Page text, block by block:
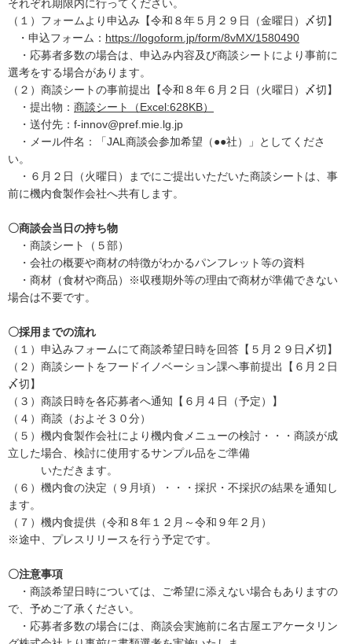
それぞれ期限内に行ってください。
（１）フォームより申込み【令和８年５月２９日（金曜日）〆切】
・申込フォーム： https://logoform.jp/form/8vMX/1580490
・応募者多数の場合は、申込み内容及び商談シートにより事前に
選考をする場合があります。
（２）商談シートの事前提出【令和８年６月２日（火曜日）〆切】
・提出物： 商談シート
（Excel:628KB）
・送付先：f-innov@pref.mie.lg.jp
・メール件名：「JAL商談会参加希望（●●社）」としてくださ
い。
・６月２日（火曜日）までにご提出いただいた商談シートは、事
前に機内食製作会社へ共有します。
〇商談会当日の持ち物
・商談シート（５部）
・会社の概要や商材の特徴がわかるパンフレット等の資料
・商材（食材や商品）※収穫期外等の理由で商材が準備できない
場合は不要です。
〇採用までの流れ
（１）申込みフォームにて商談希望日時を回答【５月２９日〆切】
（２）商談シートをフードイノベーション課へ事前提出【６月２日
〆切】
（３）商談日時を各応募者へ通知【６月４日（予定）】
（４）商談（およそ３０分）
（５）機内食製作会社により機内食メニューの検討・・・商談が成
立した場合、検討に使用するサンプル品をご準備
いただきます。
（６）機内食の決定（９月頃）・・・採択・不採択の結果を通知し
ます。
（７）機内食提供（令和８年１２月～令和９年２月）
※途中、プレスリリースを行う予定です。
〇注意事項
・商談希望日時については、ご希望に添えない場合もありますの
で、予めご了承ください。
・応募者多数の場合には、商談会実施前に名古屋エアケータリン